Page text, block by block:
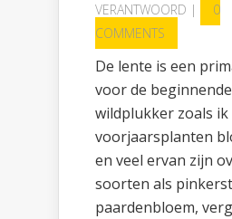
VERANTWOORD |
0
COMMENTS
De lente is een
voor de beginnende
wildplukker zoals ik
voorjaarsplanten
en veel ervan zijn
soorten als
paardenbloem,